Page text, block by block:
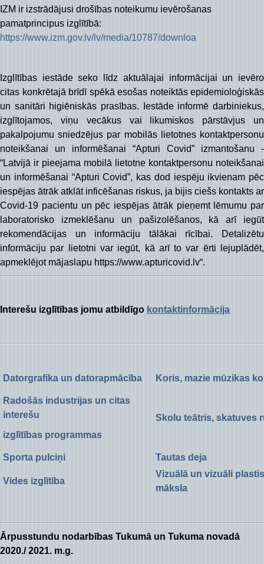
IZM ir izstrādājusi drošības noteikumu ievērošanas
pamatprincipus izglītībā:
https://www.izm.gov.lv/lv/media/10787/downloa
Izglītības iestāde seko līdz aktuālajai informācijai un ievēro
citas konkrētajā brīdī spēkā esošas noteiktās epidemioloģiskās
un sanitāri higiēniskās prasības. Iestāde informē darbiniekus,
izglītojamos, viņu vecākus vai likumiskos pārstāvjus un
pakalpojumu sniedzējus par mobilās lietotnes kontaktpersonu
noteikšanai un informēšanai “Apturi Covid” izmantošanu -
“Latvijā ir pieejama mobilā lietotne kontaktpersonu noteikšanai
un informēšanai “Apturi Covid”, kas dod iespēju ikvienam pēc
iespējas ātrāk atklāt inficēšanas riskus, ja bijis ciešs kontakts ar
Covid-19 pacientu un pēc iespējas ātrāk pieņemt lēmumu par
laboratorisko izmeklēšanu un pašizolēšanos, kā arī iegūt
rekomendācijas un informāciju tālākai rīcībai. Detalizētu
informāciju par lietotni var iegūt, kā arī to var ērti lejuplādēt,
apmeklējot mājaslapu https://www.apturicovid.lv“.
Interešu izglītības jomu atbildīgo kontaktinformācija
Datorgrafika un datorapmācība Koris, mazie mūzikas
Radošās industrijas un citas
interešu
izglītības programmas
Skolu teātris, skatuves
Sporta pulciņi Tautas deja
Vides izglītība
Vizuālā un vizuāli
māksla
Ārpusstundu nodarbības Tukumā un Tukuma novadā
2020./ 2021. m.g.